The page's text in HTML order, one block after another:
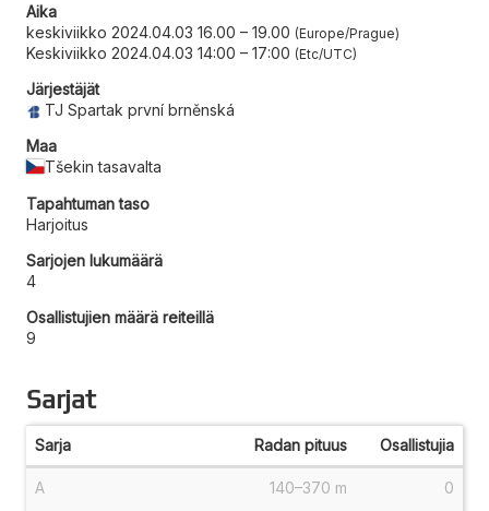
Aika
keskiviikko 2024.04.03 16.00 – 19.00 Europe/Prague
Keskiviikko 2024.04.03 14:00 – 17:00 Etc/UTC
Järjestäjät
TJ Spartak první brněnská
Maa
Tšekin tasavalta
Tapahtuman taso
Harjoitus
Sarjojen lukumäärä
4
Osallistujien määrä reiteillä
9
Sarjat
Sarja Radan pituus Osallistujia
A 140–370 m 0